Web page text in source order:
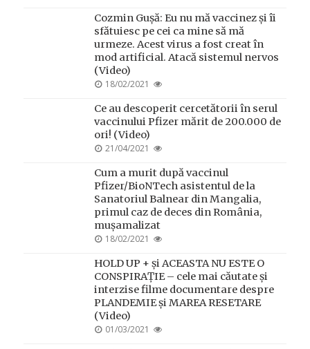
Cozmin Gușă: Eu nu mă vaccinez și îi
sfătuiesc pe cei ca mine să mă
urmeze. Acest virus a fost creat în
mod artificial. Atacă sistemul nervos
(Video)
POSTED
18/02/2021
Ce au descoperit cercetătorii în serul
vaccinului Pfizer mărit de 200.000 de
ori! (Video)
POSTED
21/04/2021
Cum a murit după vaccinul
Pfizer/BioNTech asistentul de la
Sanatoriul Balnear din Mangalia,
primul caz de deces din România,
mușamalizat
POSTED
18/02/2021
HOLD UP + și ACEASTA NU ESTE O
CONSPIRAȚIE – cele mai căutate și
interzise filme documentare despre
PLANDEMIE și MAREA RESETARE
(Video)
POSTED
01/03/2021